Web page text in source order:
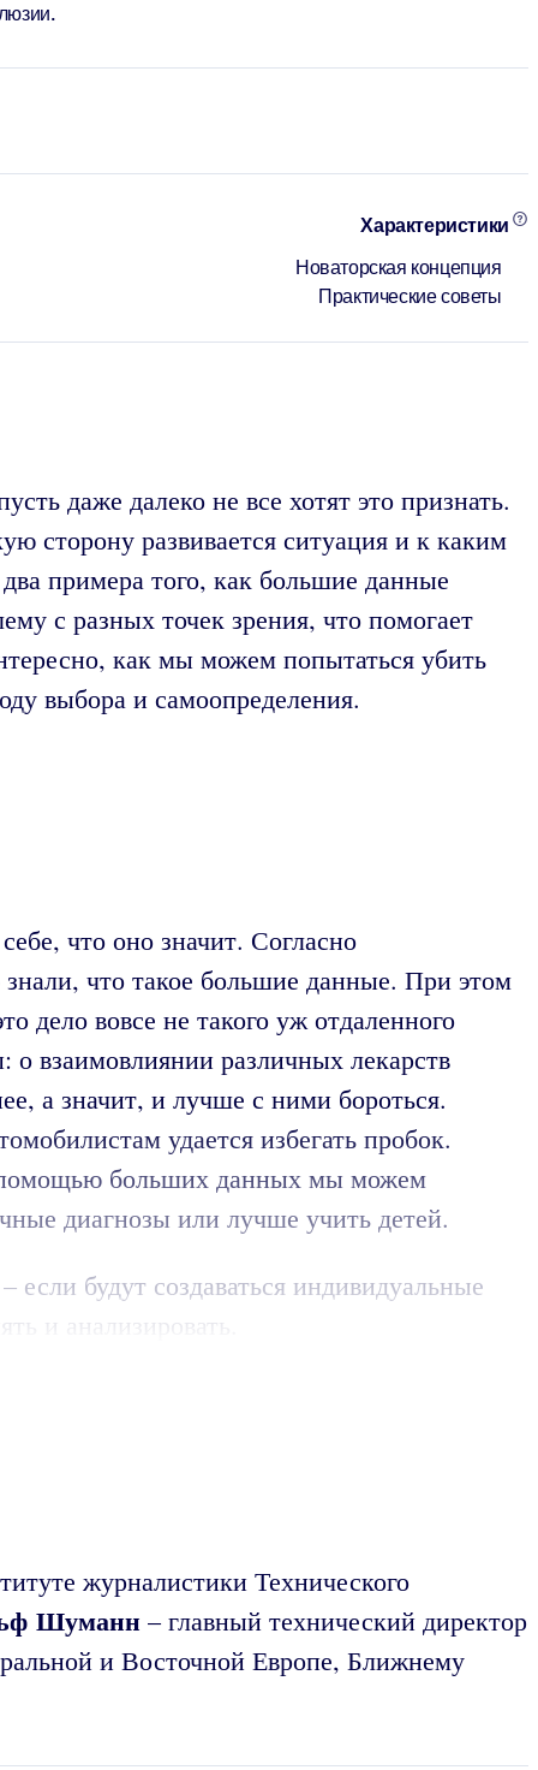
Характеристики
Новаторская концепция
Практические советы
даже далеко не все хотят это признать.
сторону развивается ситуация и к каким
примера того, как большие данные
с разных точек зрения, что помогает
как мы можем попытаться убить
выбора и самоопределения.
что оно значит. Согласно
что такое большие данные. При этом
дело вовсе не такого уж отдаленного
взаимовлиянии различных лекарств
а значит, и лучше с ними бороться.
удается избегать пробок.
помощью больших данных мы можем
диагнозы или лучше учить детей.
будут создаваться индивидуальные
и анализировать.
журналистики Технического
Шуманн – главный технический директор
и Восточной Европе, Ближнему